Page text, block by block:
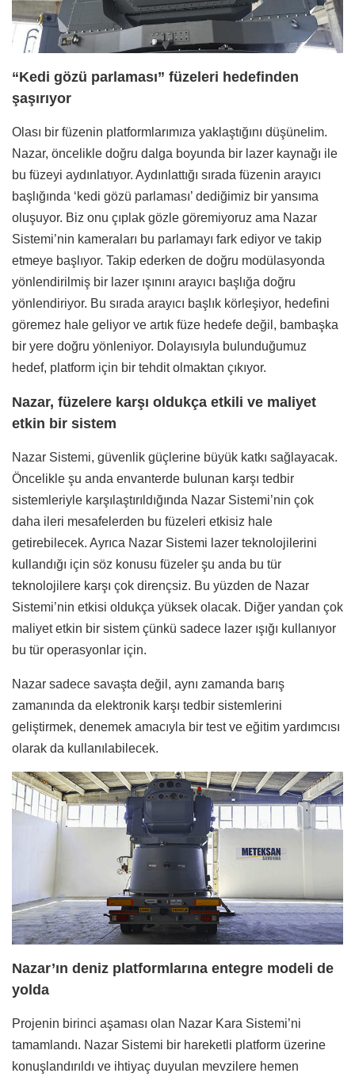
“Kedi gözü parlaması” füzeleri hedefinden
şaşırıyor
Olası bir füzenin platformlarımıza yaklaştığını düşünelim.
Nazar, öncelikle doğru dalga boyunda bir lazer kaynağı ile
bu füzeyi aydınlatıyor. Aydınlattığı sırada füzenin arayıcı
başlığında ‘kedi gözü parlaması’ dediğimiz bir yansıma
oluşuyor. Biz onu çıplak gözle göremiyoruz ama Nazar
Sistemi’nin kameraları bu parlamayı fark ediyor ve takip
etmeye başlıyor. Takip ederken de doğru modülasyonda
yönlendirilmiş bir lazer ışınını arayıcı başlığa doğru
yönlendiriyor. Bu sırada arayıcı başlık körleşiyor, hedefini
göremez hale geliyor ve artık füze hedefe değil, bambaşka
bir yere doğru yönleniyor. Dolayısıyla bulunduğumuz
hedef, platform için bir tehdit olmaktan çıkıyor.
Nazar, füzelere karşı oldukça etkili ve maliyet
etkin bir sistem
Nazar Sistemi, güvenlik güçlerine büyük katkı sağlayacak.
Öncelikle şu anda envanterde bulunan karşı tedbir
sistemleriyle karşılaştırıldığında Nazar Sistemi’nin çok
daha ileri mesafelerden bu füzeleri etkisiz hale
getirebilecek. Ayrıca Nazar Sistemi lazer teknolojilerini
kullandığı için söz konusu füzeler şu anda bu tür
teknolojilere karşı çok dirençsiz. Bu yüzden de Nazar
Sistemi’nin etkisi oldukça yüksek olacak. Diğer yandan çok
maliyet etkin bir sistem çünkü sadece lazer ışığı kullanıyor
bu tür operasyonlar için.
Nazar sadece savaşta değil, aynı zamanda barış
zamanında da elektronik karşı tedbir sistemlerini
geliştirmek, denemek amacıyla bir test ve eğitim yardımcısı
olarak da kullanılabilecek.
Nazar’ın deniz platformlarına entegre modeli de
yolda
Projenin birinci aşaması olan Nazar Kara Sistemi’ni
tamamlandı. Nazar Sistemi bir hareketli platform üzerine
konuşlandırıldı ve ihtiyaç duyulan mevzilere hemen